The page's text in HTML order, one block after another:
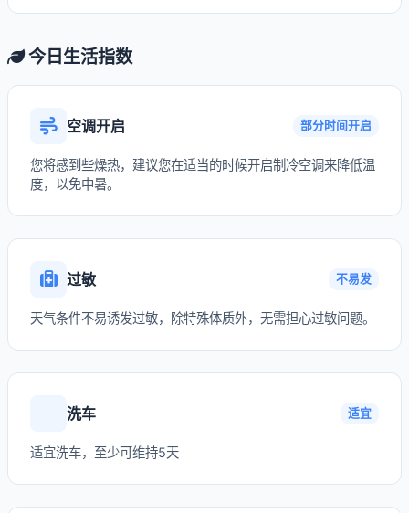
今日生活指数
空调开启 部分时间开启
您将感到些燥热，建议您在适当的时候开启制冷空调来降低温
度，以免中暑。
过敏 不易发
天气条件不易诱发过敏，除特殊体质外，无需担心过敏问题。
洗车 适宜
适宜洗车，至少可维持5天